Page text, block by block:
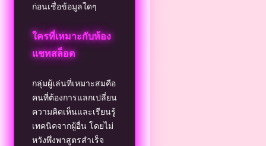
ก่อนเชื่อข้อมูลใดๆ
ใครที่เหมาะกับห้อง
แชทสล็อต
กลุ่มผู้เล่นที่เหมาะสมคือ
คนที่ต้องการแลกเปลี่ยน
ความคิดเห็นและเรียนรู้
เทคนิคจากผู้อื่น โดยไม่
หวังพึ่งพาสูตรสำเร็จ